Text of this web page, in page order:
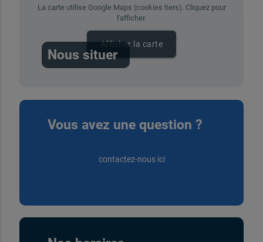
La carte utilise Google Maps (cookies tiers). Cliquez pour
l'afficher.
Afficher la carte
Nous situer
Vous avez une question ?
contactez-nous ici